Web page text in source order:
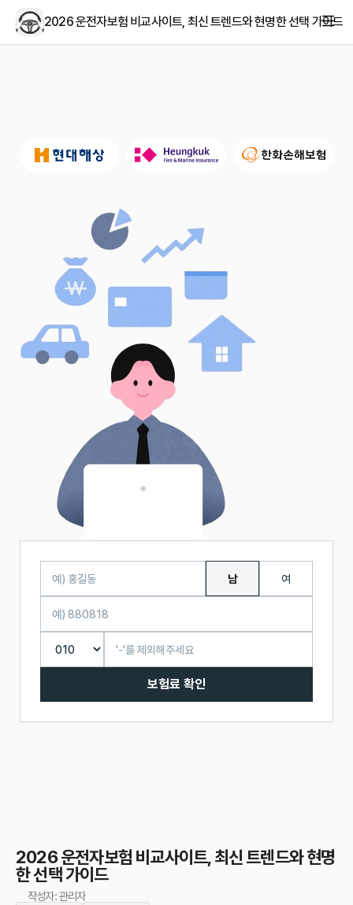
2026 운전자보험 비교사이트, 최신 트렌드와 현명한 선택 가이드
남 여
보험료 확인
2026 운전자보험 비교사이트, 최신 트렌드와 현명
한 선택 가이드
작성자: 관리자